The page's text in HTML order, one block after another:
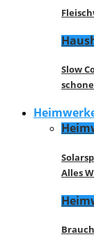
Slow
Alles